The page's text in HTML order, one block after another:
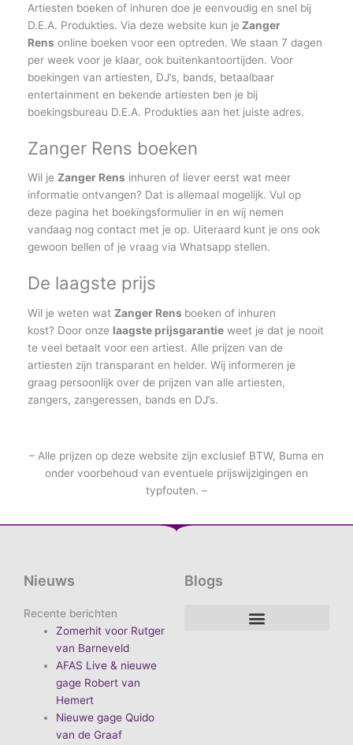
Artiesten boeken of inhuren doe je eenvoudig en snel bij
D.E.A. Produkties. Via deze website kun je Zanger
Rens online boeken voor een optreden. We staan 7 dagen
per week voor je klaar, ook buitenkantoortijden. Voor
boekingen van artiesten, DJ’s, bands, betaalbaar
entertainment en bekende artiesten ben je bij
boekingsbureau D.E.A. Produkties aan het juiste adres.
Zanger Rens boeken
Wil je Zanger Rens inhuren of liever eerst wat meer
informatie ontvangen? Dat is allemaal mogelijk. Vul op
deze pagina het boekingsformulier in en wij nemen
vandaag nog contact met je op. Uiteraard kunt je ons ook
gewoon bellen of je vraag via Whatsapp stellen.
De laagste prijs
Wil je weten wat Zanger Rens boeken of inhuren
kost? Door onze laagste prijsgarantie weet je dat je nooit
te veel betaalt voor een artiest. Alle prijzen van de
artiesten zijn transparant en helder. Wij informeren je
graag persoonlijk over de prijzen van alle artiesten,
zangers, zangeressen, bands en DJ’s.
– Alle prijzen op deze website zijn exclusief BTW, Buma en
onder voorbehoud van eventuele prijswijzigingen en
typfouten. –
Nieuws
Recente berichten
Zomerhit voor Rutger
van Barneveld
AFAS Live & nieuwe
gage Robert van
Hemert
Nieuwe gage Quido
van de Graaf
Blogs